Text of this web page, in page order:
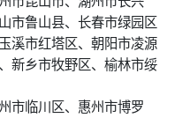
市鲁山县、长春市绿园区
溪市红塔区、朝阳市凌源
新乡市牧野区、榆林市绥
市临川区、惠州市博罗